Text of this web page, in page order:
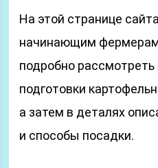
На этой странице
начинающим
подробно
подготовки
а затем в деталях
и способы посадки.